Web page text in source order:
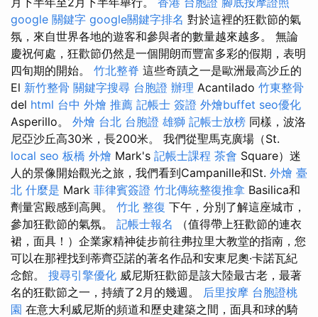
google 關鍵字 google關鍵字排名 對於這裡的狂歡節的氣
氛，來自世界各地的遊客和參與者的數量越來越多。 無論
慶祝何處，狂歡節仍然是一個開朗而豐富多彩的假期，表明
四旬期的開始。 竹北整脊 這些奇蹟之一是歐洲最高沙丘的
El 新竹整骨 關鍵字搜尋 台胞證 辦理 Acantilado 竹東整骨
del html 台中 外燴 推薦 記帳士 簽證 外燴buffet seo優化
Asperillo。 外燴 台北 台胞證 雄獅 記帳士放榜 同樣，波洛
尼亞沙丘高30米，長200米。 我們從聖馬克廣場（St.
local seo 板橋 外燴 Mark's 記帳士課程 茶會 Square）迷
人的景像開始觀光之旅，我們看到Campanille和St. 外燴 臺
北 什麼是 Mark 菲律賓簽證 竹北傳統整復推拿 Basilica和
劑量宮殿感到高興。 竹北 整復 下午，分別了解這座城市，
參加狂歡節的氣氛。 記帳士報名 （值得帶上狂歡節的連衣
裙，面具！）企業家精神徒步前往弗拉里大教堂的指南，您
可以在那裡找到蒂齊亞諾的著名作品和安東尼奧·卡諾瓦紀
念館。 搜尋引擎優化 威尼斯狂歡節是該大陸最古老，最著
名的狂歡節之一，持續了2月的幾週。 后里按摩 台胞證桃
園 在意大利威尼斯的頻道和歷史建築之間，面具和球的騎